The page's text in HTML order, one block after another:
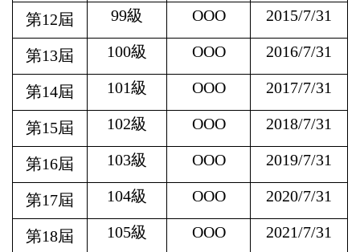
第12屆 99級 OOO 2015/7/31
第13屆 100級 OOO 2016/7/31
第14屆 101級 OOO 2017/7/31
第15屆 102級 OOO 2018/7/31
第16屆 103級 OOO 2019/7/31
第17屆 104級 OOO 2020/7/31
第18屆 105級 OOO 2021/7/31